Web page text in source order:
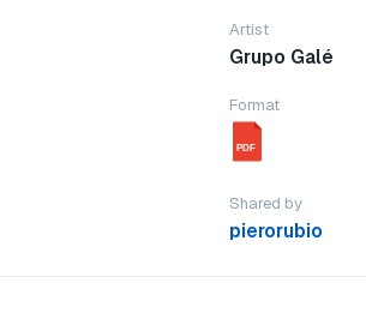
Artist
Grupo Galé
Format
PDF
Shared by
pierorubio